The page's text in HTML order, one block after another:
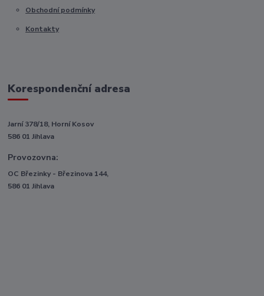
Obchodní podmínky
Kontakty
Korespondenční adresa
Jarní 378/18, Horní Kosov
586 01 Jihlava
Provozovna:
OC Březinky - Březinova 144,
586 01 Jihlava